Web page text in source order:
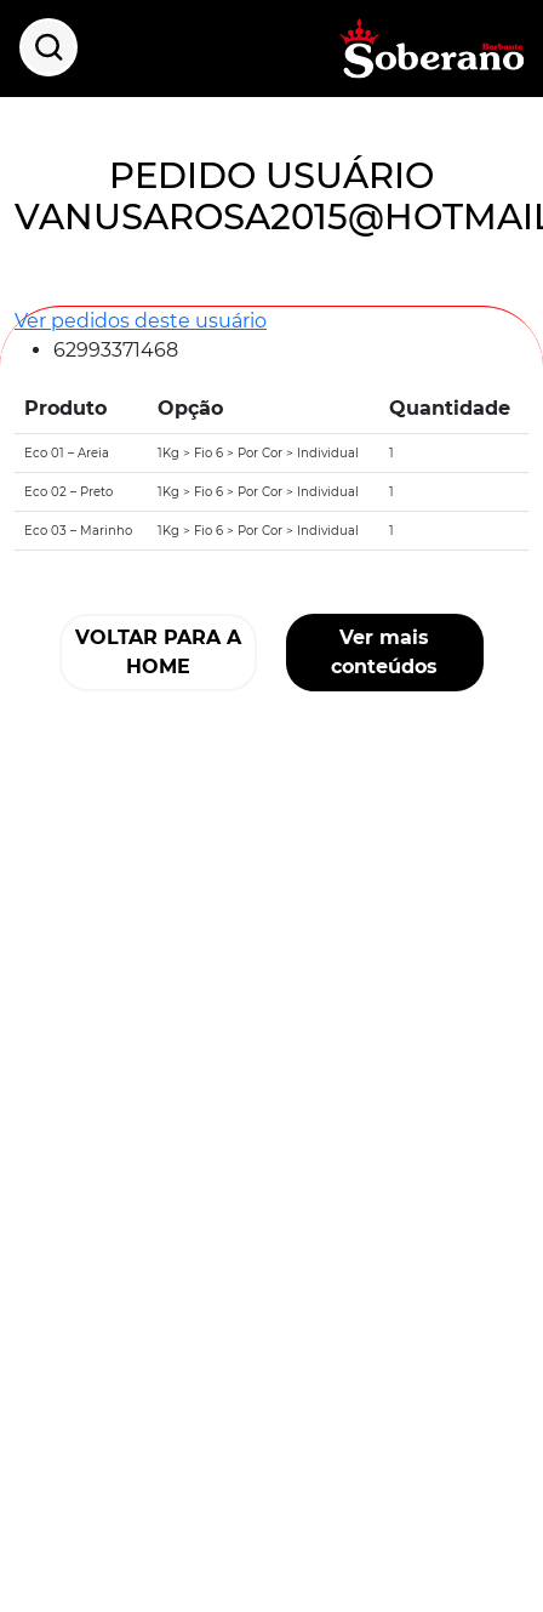
PEDIDO USUÁRIO
Ver pedidos deste usuário
62993371468
Produto Opção Quantidade
Eco 01 – Areia 1Kg > Fio 6 > Por Cor > Individual 1
Eco 02 – Preto 1Kg > Fio 6 > Por Cor > Individual 1
Eco 03 – Marinho 1Kg > Fio 6 > Por Cor > Individual 1
VOLTAR PARA A
HOME
Ver mais
conteúdos